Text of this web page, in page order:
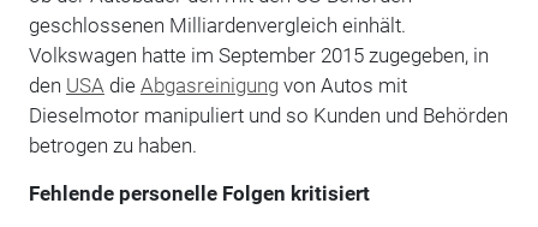
geschlossenen Milliardenvergleich einhält.
Volkswagen hatte im September 2015 zugegeben, in
den USA die Abgasreinigungvon Autos mit
Dieselmotor manipuliert und so Kunden und Behörden
betrogen zu haben.
Fehlende personelle Folgen kritisiert